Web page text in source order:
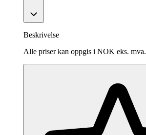
Beskrivelse
Alle priser kan oppgis i NOK eks. mva.